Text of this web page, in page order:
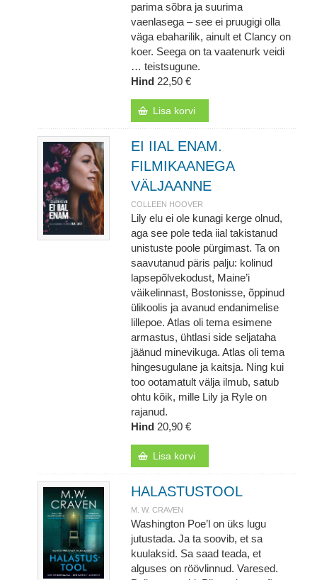
parima sõbra ja suurima
vaenlasega – see ei pruugigi olla
väga ebaharilik, ainult et Clancy on
koer. Seega on ta vaatenurk veidi
… teistsugune.
Hind 22,50 €
Lisa korvi
EI IIAL ENAM.
FILMIKAANEGA
VÄLJAANNE
COLLEEN HOOVER
Lily elu ei ole kunagi kerge olnud,
aga see pole teda iial takistanud
unistuste poole pürgimast. Ta on
saavutanud päris palju: kolinud
lapsepõlvekodust, Maine’i
väikelinnast, Bostonisse, õppinud
ülikoolis ja avanud endanimelise
lillepoe. Atlas oli tema esimene
armastus, ühtlasi side seljataha
jäänud minevikuga. Atlas oli tema
hingesugulane ja kaitsja. Ning kui
too ootamatult välja ilmub, satub
ohtu kõik, mille Lily ja Ryle on
rajanud.
Hind 20,90 €
Lisa korvi
HALASTUSTOOL
M. W. CRAVEN
Washington Poe’l on üks lugu
jutustada. Ja ta soovib, et sa
kuulaksid. Sa saad teada, et
alguses on röövlinnud. Varesed.